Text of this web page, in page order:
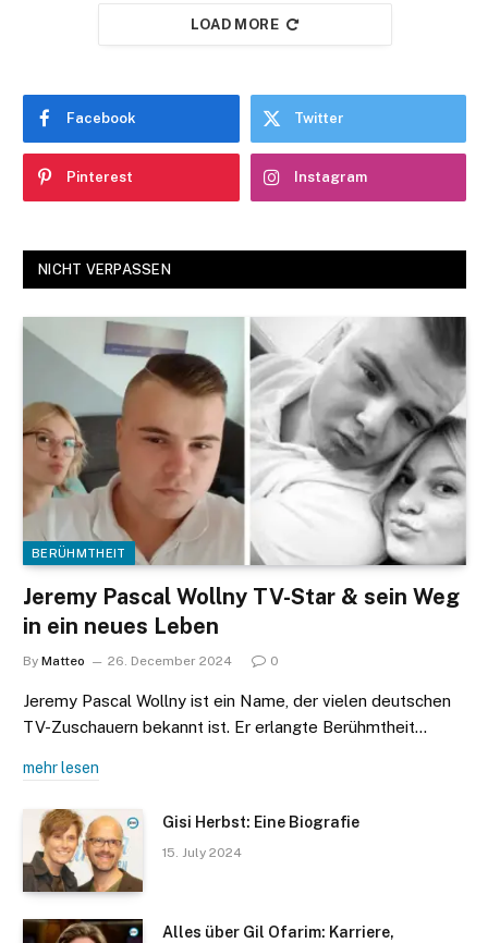
LOAD MORE
Facebook Twitter
Pinterest Instagram
NICHT VERPASSEN
BERÜHMTHEIT
Jeremy Pascal Wollny TV-Star & sein Weg
in ein neues Leben
By Matteo 26. December 2024 0
Jeremy Pascal Wollny ist ein Name, der vielen deutschen
TV-Zuschauern bekannt ist. Er erlangte Berühmtheit…
mehr lesen
Gisi Herbst: Eine Biografie
15. July 2024
Alles über Gil Ofarim: Karriere,